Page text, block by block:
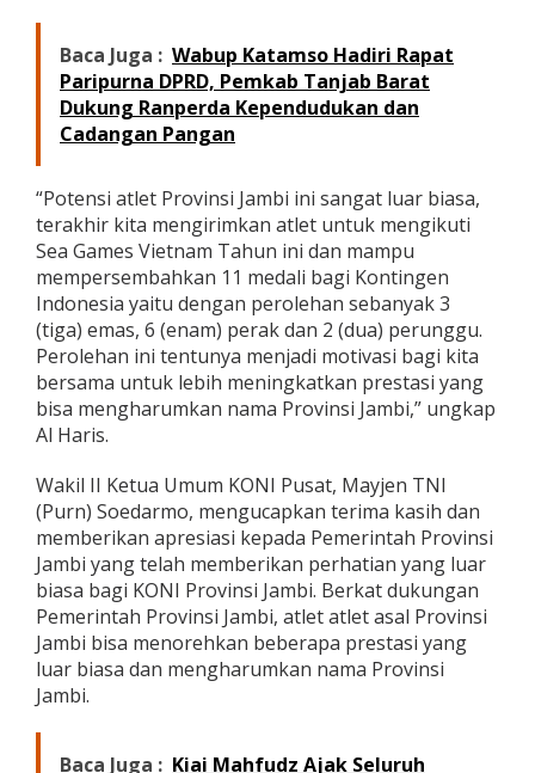
Baca Juga : Wabup Katamso Hadiri Rapat
Paripurna DPRD, Pemkab Tanjab Barat
Dukung Ranperda Kependudukan dan
Cadangan Pangan
“Potensi atlet Provinsi Jambi ini sangat luar biasa,
terakhir kita mengirimkan atlet untuk mengikuti
Sea Games Vietnam Tahun ini dan mampu
mempersembahkan 11 medali bagi Kontingen
Indonesia yaitu dengan perolehan sebanyak 3
(tiga) emas, 6 (enam) perak dan 2 (dua) perunggu.
Perolehan ini tentunya menjadi motivasi bagi kita
bersama untuk lebih meningkatkan prestasi yang
bisa mengharumkan nama Provinsi Jambi,” ungkap
Al Haris.
Wakil II Ketua Umum KONI Pusat, Mayjen TNI
(Purn) Soedarmo, mengucapkan terima kasih dan
memberikan apresiasi kepada Pemerintah Provinsi
Jambi yang telah memberikan perhatian yang luar
biasa bagi KONI Provinsi Jambi. Berkat dukungan
Pemerintah Provinsi Jambi, atlet atlet asal Provinsi
Jambi bisa menorehkan beberapa prestasi yang
luar biasa dan mengharumkan nama Provinsi
Jambi.
Baca Juga : Kiai Mahfudz Ajak Seluruh